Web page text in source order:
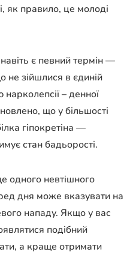
як правило, це молоді
є певний термін —
не зійшлися в єдиній
– денної
що у більшості
гіпокретіна —
стан бадьорості.
одного невтішного
дня може вказувати на
нападу. Якщо у вас
подібний
а краще отримати